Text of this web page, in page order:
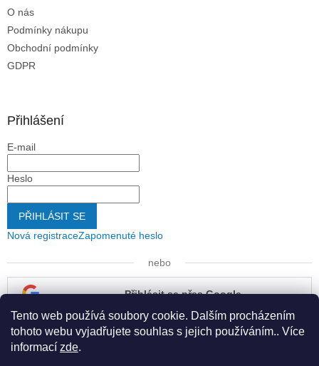
Tento web používá soubory cookie. Dalším procházením
tohoto webu vyjadřujete souhlas s jejich používáním.. Více
informací zde.
O nás
Podmínky nákupu
Obchodní podmínky
GDPR
Přihlášení
E-mail
Heslo
PŘIHLÁSIT SE
Nová registraceZapomenuté heslo
nebo
Přihlásit se přes Google
Přihlásit se přes Seznam